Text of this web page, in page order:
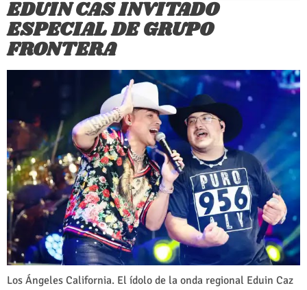
EDUIN CAS INVITADO
ESPECIAL DE GRUPO
FRONTERA
Los Ángeles California. El ídolo de la onda regional Eduin Caz